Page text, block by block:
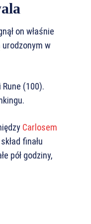
on właśnie
w
(100).
Carlosem
finału
pół godziny,